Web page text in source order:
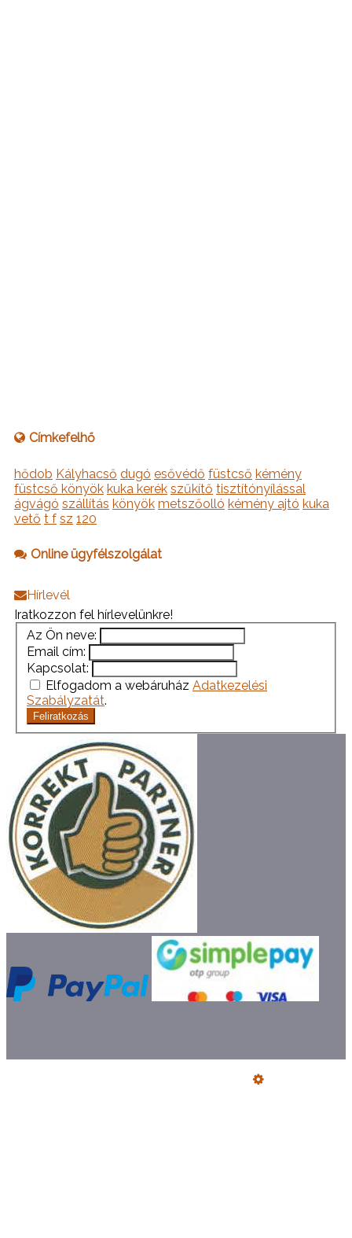
Címkefelhő
hődob Kályhacső dugó esővédő füstcső kémény
füstcső könyök kuka kerék szűkítő tisztítónyílással
ágvágó szállítás könyök metszőolló kémény ajtó kuka
vető t f sz 120
Online ügyfélszolgálat
Hírlevél
Iratkozzon fel hírlevelünkre!
Az Ön neve:
Email cím:
Kapcsolat:
Elfogadom a webáruház Adatkezelési
Szabályzatát.
Feliratkozás